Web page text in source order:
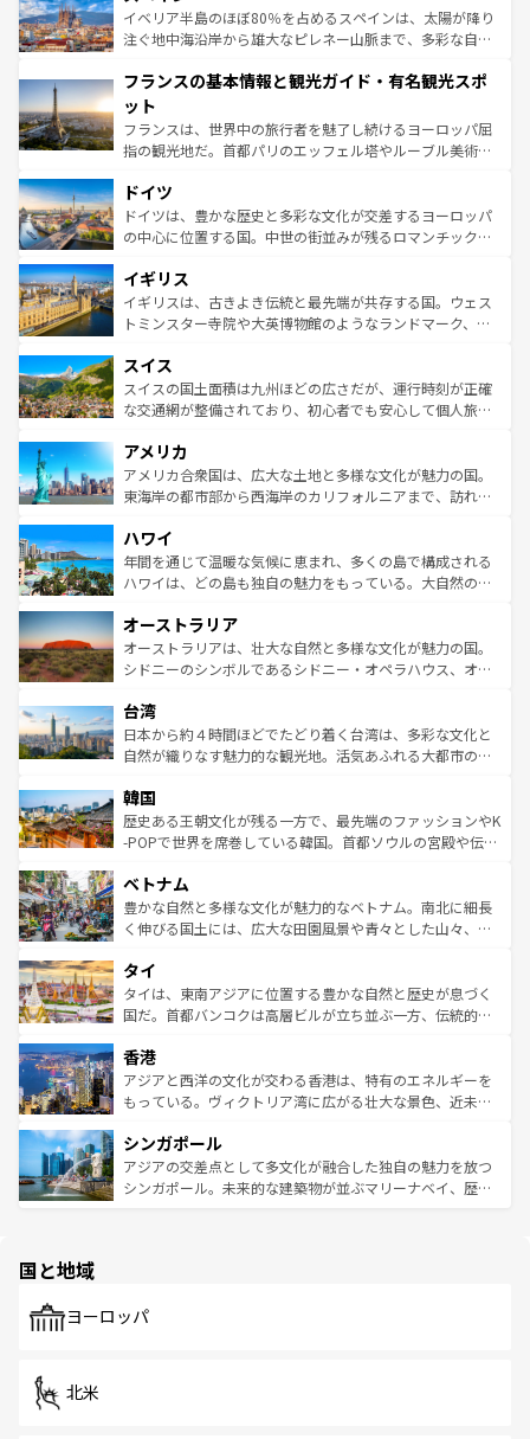
景など、自然景観も見逃せない。観光の合間には、本場の
ピザやパスタなど、絶品のイタリア料理を堪能することも
ませてくれるイタリアで、忘れられない旅をしてみよう！
なお、新着のイタリア情報は
しい。
イベリア半島のほぼ80％を占めるスペインは、太陽が降り
注ぐ地中海沿岸から雄大なピレネー山脈まで、多彩な自然
文化が根付くこの国では、情熱的なフラメンコ、熱気あふ
れる闘牛、そして美味しいタパスが生活の一部となってい
る。首都マドリードの洗練された雰囲気や、バルセロナの
アートに溢れた街角から、地方では古代ローマ遺跡や中世
せる。地方によって風土や気候が異なるスペインはその個
性で訪れる人を魅了する。 なお、新着のスペイン情報は コ
ンテンツ一覧を参照してほしい。
フランスの基本情報と観光ガイド・有名観光スポ
ット
フランスは、世界中の旅行者を魅了し続けるヨーロッパ屈
指の観光地だ。首都パリのエッフェル塔やルーブル美術館
で、幅広い魅力が詰まっている。華麗な宮殿、歴史的な大
聖堂、美しいビーチ、そして豊かな自然が、訪れる者を心
から魅了する。また、フランスは美食の国としても知ら
いる。シャンパンの発祥地であるランス、プロヴァンスの
香り高いラベンダー畑など、多彩な楽しみ方が可能だ。さ
らに、パリ以外の地域にも魅力が溢れており、どの街角に
れる地方に足を運ぶとそれぞれで全く異なる文化を体験で
きるだろう。 なお、新着のフランス情報はコンテンツ一覧
を参照してほしい。
ドイツ
ドイツは、豊かな歴史と多彩な文化が交差するヨーロッパ
の中心に位置する国。中世の街並みが残るロマンチック街
顔を持つこの国は、どこを歩いても飽きることがない。ベ
ルリンの文化的活気、バイエルン州のアルプスの絶景、そ
してライン川沿いのワイン畑といった風景は必見。ビール
は、お酒好きな人にはぜひ体験してほしい。 なお、新着の
ドイツ情報はコンテンツ一覧を参照してほしい。
イギリス
イギリスは、古きよき伝統と最先端が共存する国。ウェス
トミンスター寺院や大英博物館のようなランドマーク、歴
リアごとに異なる魅力がある。また、優雅なアフタヌーン
ティー、ビール好きにはたまらない英国パブ、サッカー観
戦など、本場だからこそできる体験も豊富。イギリスを旅
ンツ一覧を参照してほしい。
スイス
スイスの国土面積は九州ほどの広さだが、運行時刻が正確
な交通網が整備されており、初心者でも安心して個人旅行
の建物がそのまま残る町や、スイスならではのユニークな
博物館もあり、アルプス観光だけでなく町歩きも満喫する
ことができる。国民の所得が高いため物価も高いが、旅行
ば市内交通費無料で観光を楽しむこともできる。 なお、新
着のスイス情報はコンテンツ一覧 を参照してほしい。
アメリカ
アメリカ合衆国は、広大な土地と多様な文化が魅力の国。
東海岸の都市部から西海岸のカリフォルニアまで、訪れる
のような巨大都市は、観光、ショッピング、エンターテイ
ンメントが詰まった刺激的なスポットだ。一方、アメリカ
西部には大自然が広がり、グランドキャニオンやイエロー
部のニューオーリンズでは、音楽と美食が融合した独特の
文化が魅力。旅行者はアメリカの各地域で異なる魅力を楽
しみながら、その多様性と豊かな歴史を感じることができ
ならではの贅沢な旅のスタイルだ。 なお、新着のアメリカ
情報はコンテンツ一覧を参照してほしい。
ハワイ
年間を通じて温暖な気候に恵まれ、多くの島で構成される
ハワイは、どの島も独自の魅力をもっている。大自然の神
ワイ島は見逃せない。また、定番の観光地といえばオアフ
島だが、静かな自然を求めるならマウイ島やカウアイ島が
おすすめ。エメラルドグリーンに輝く海をはじめ、豊かな
れるおもてなしの心で訪れる人々を迎えてくれるハワイの
人々、おいしいローカルフードやハワイアンミュージッ
ク、伝統的なフラダンスなど、すべてがハワイの魅力を彩
ワイを、存分に味わってほしい。 なお、新着のハワイ情報
はコンテンツ一覧を参照してほしい。
オーストラリア
オーストラリアは、壮大な自然と多様な文化が魅力の国。
シドニーのシンボルであるシドニー・オペラハウス、オー
リアリーフや大陸中央部にそびえるウルル（エアーズロッ
ク）、タスマニアの美しい原生林やケアンズの熱帯雨林な
ど、見どころがたくさん。また、カフェやワイン、オージ
いる。アクティビティも充実しており、サーフィンやダイ
ビング、ハイキングなど、アウトドア好きにはたまらな
い。オーストラリアの多彩な魅力を存分に味わいつくそ
参照してほしい。
台湾
日本から約４時間ほどでたどり着く台湾は、多彩な文化と
自然が織りなす魅力的な観光地。活気あふれる大都市の台
ン）、静ひつな山岳地帯である台湾東部など、都市の喧騒
と山間の静けさが共存しており、訪れる人に新しい発見と
驚きをもたらしてくれる。また、奥深い台湾の食文化も魅
容にもいいと評判のスイーツなど、バラエティ豊かな料理
が味わえる。 なお、新着の台湾情報は コンテンツ一覧を参
照してほしい。
韓国
歴史ある王朝文化が残る一方で、最先端のファッションやK
-POPで世界を席巻している韓国。首都ソウルの宮殿や伝統
き、地方に足を延ばせば四季折々の自然美を楽しむことが
できる。そして、キムチや焼肉、絶品のストリートフード
まで、さまざまな韓国料理が待っている。夜には、韓国な
リティに包まれながら、韓国の多彩な魅力を心ゆくまで味
わってみてほしい。 なお、新着の韓国情報はコンテンツ一
覧を参照してほしい。
ベトナム
豊かな自然と多様な文化が魅力的なベトナム。南北に細長
く伸びる国土には、広大な田園風景や青々とした山々、世
急速な発展と共に伝統が息づく。ハノイの古い町並みやホ
ーチミン市のフランス統治時代の建物も、独特の雰囲気を
醸し出している。また、バラエティの豊かさとおいしさで
とつ。フォーやバインミー、ベトナムコーヒーなどは、ぜ
ひ現地で味わいたい。どの地域を訪れてもあたたかい人々
が旅行者を迎えてくれるので、きっと忘れられない旅にな
参照してほしい。
タイ
タイは、東南アジアに位置する豊かな自然と歴史が息づく
国だ。首都バンコクは高層ビルが立ち並ぶ一方、伝統的な
の活気が交差している。北部ではチェンマイなどの山岳地
帯で自然と触れ合い、南部ではプーケットやクラビの美し
いビーチでリゾート気分を楽しむことができる。タイ料理
激する。気候は一年中温暖で、どの季節にも異なる楽しみ
が待っている。親しみやすいタイの人々、仏教を中心とし
た文化、そして多様な観光資源が、訪れる旅人を魅了し続
香港
アジアと西洋の文化が交わる香港は、特有のエネルギーを
もっている。ヴィクトリア湾に広がる壮大な景色、近未来
み、どこを訪れても感動するはず。観光スポットが密集し
ており、効率よく見どころを回れるのも魅力。息をのむよ
うな絶景から文化的な体験まで、香港を存分に楽しみ尽く
シンガポール
アジアの交差点として多文化が融合した独自の魅力を放つ
シンガポール。未来的な建築物が並ぶマリーナベイ、歴史
で、ホーカーズは地元の風情を楽しめる外せないスポット
国と地域
ヨーロッパ
北米